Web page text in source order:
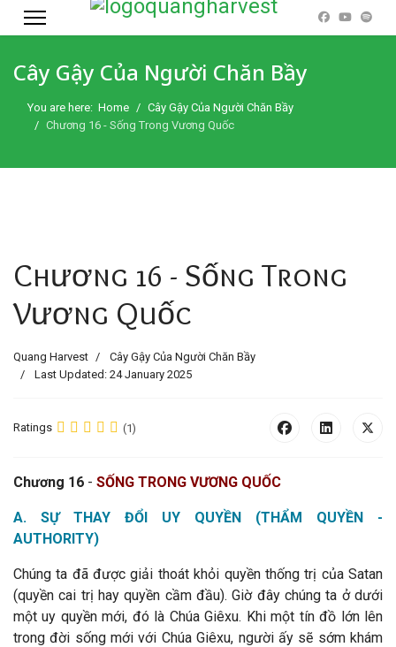
Cây Gậy Của Người Chăn Bầy
You are here: Home
Cây Gậy Của Người Chăn Bầy
Chương 16 - Sống Trong Vương Quốc
Chương 16 - Sống Trong
Vương Quốc
Quang Harvest
Cây Gậy Của Người Chăn Bầy
Last Updated: 24 January 2025
Ratings (1)
Chương 16 - SỐNG TRONG VƯƠNG QUỐC
A. SỰ THAY ĐỔI UY QUYỀN (THẨM QUYỀN -
AUTHORITY)
Chúng ta đã được giải thoát khỏi quyền thống trị của Satan
(quyền cai trị hay quyền cầm đầu). Giờ đây chúng ta ở dưới
một uy quyền mới, đó là Chúa Giêxu. Khi một tín đồ lớn lên
trong đời sống mới với Chúa Giêxu, người ấy sẽ sớm khám